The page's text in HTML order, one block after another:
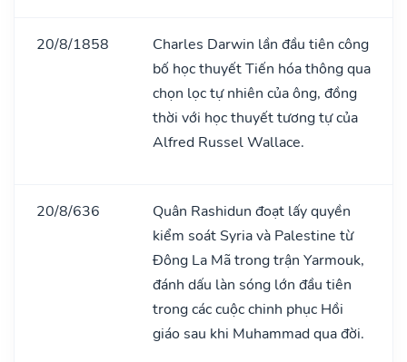
20/8/1858
Charles Darwin lần đầu tiên công
bố học thuyết Tiến hóa thông qua
chọn lọc tự nhiên của ông, đồng
thời với học thuyết tương tự của
Alfred Russel Wallace.
20/8/636
Quân Rashidun đoạt lấy quyền
kiểm soát Syria và Palestine từ
Đông La Mã trong trận Yarmouk,
đánh dấu làn sóng lớn đầu tiên
trong các cuộc chinh phục Hồi
giáo sau khi Muhammad qua đời.